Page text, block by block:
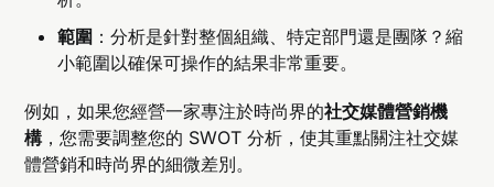
範圍 ：分析是針對整個組織、特定部門還是團隊？縮
小範圍以確保可操作的結果非常重要。
例如，如果您經營一家專注於時尚界的社交媒體營銷機
構 ，您需要調整您的 SWOT 分析，使其重點關注社交媒
體營銷和時尚界的細微差別。